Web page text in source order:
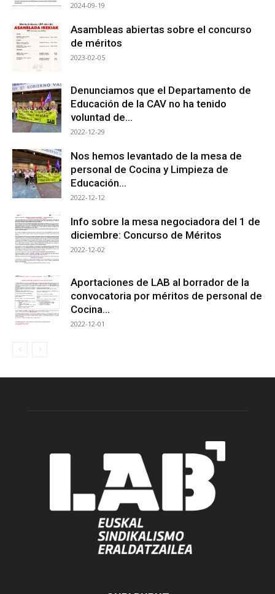
2024-09-19
Asambleas abiertas sobre el concurso
de méritos
2023-02-05
Denunciamos que el Departamento de
Educación de la CAV no ha tenido
voluntad de...
2022-12-29
Nos hemos levantado de la mesa de
personal de Cocina y Limpieza de
Educación...
2022-12-12
Info sobre la mesa negociadora del 1 de
diciembre: Concurso de Méritos
2022-12-02
Aportaciones de LAB al borrador de la
convocatoria por méritos de personal de
Cocina...
2022-12-01